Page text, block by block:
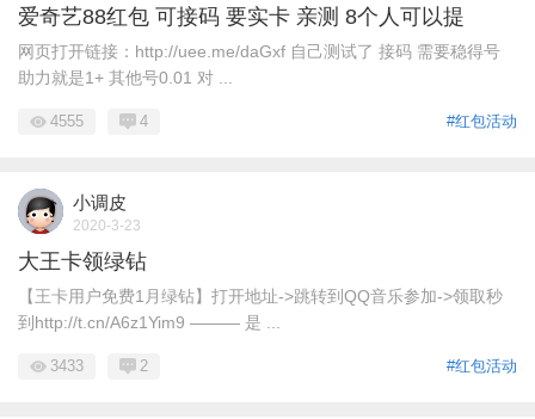
爱奇艺88红包 可接码 要实卡 亲测 8个人可以提
网页打开链接：http://uee.me/daGxf 自己测试了 接码 需要稳得号
助力就是1+ 其他号0.01 对 ...
#红包活动
4555 4
小调皮
2020-3-23
大王卡领绿钻
【王卡用户免费1月绿钻】打开地址->跳转到QQ音乐参加->领取秒
到http://t.cn/A6z1Yim9 ——— 是 ...
#红包活动
3433 2